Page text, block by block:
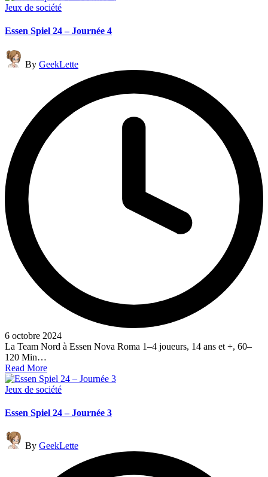
Posted
Jeux de société
Essen Spiel 24 – Journée 4
Posted
by
By GeekLette
6 octobre 2024
La Team Nord à Essen Nova Roma 1–4 joueurs, 14 ans et +, 60–
120 Min…
Read More
Posted
Jeux de société
Essen Spiel 24 – Journée 3
Posted
by
By GeekLette